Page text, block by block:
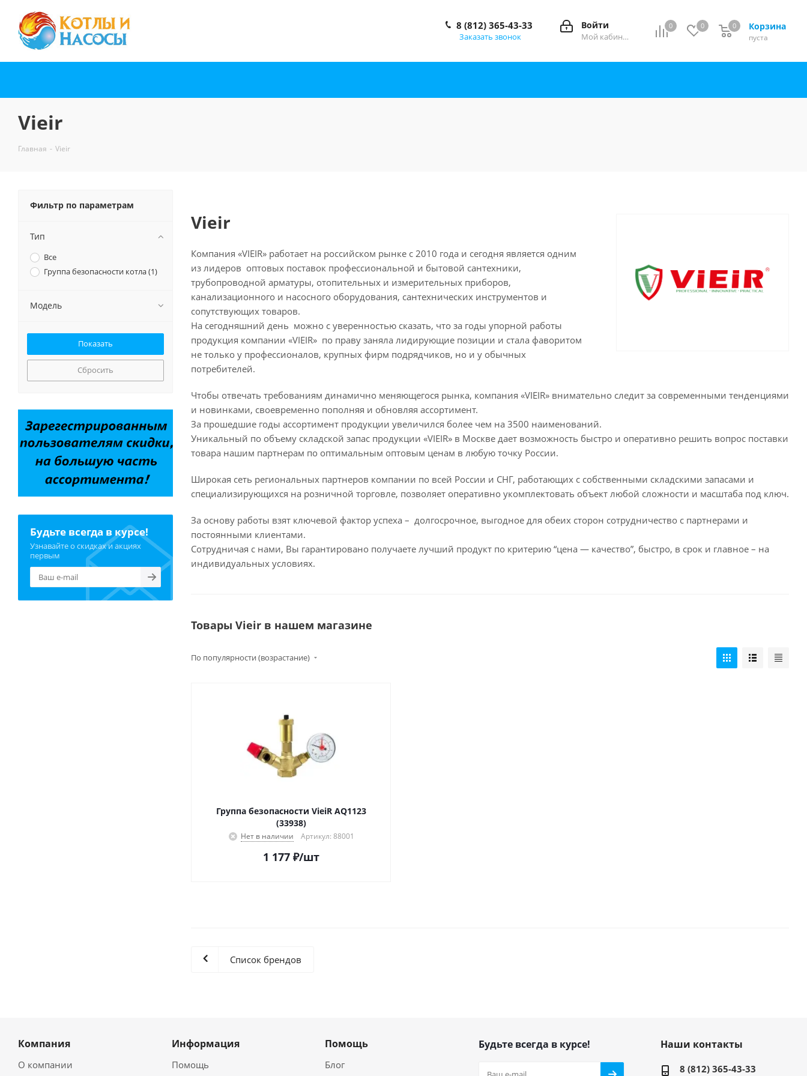
0 0 Корзина
0
пуста
0
Войти
Мой кабинет
8 (812) 365-43-33
Заказать звонок
Vieir
Главная - Vieir
Vieir
Компания «VIEIR» работает на российском рынке с 2010 года и сегодня является одним
из лидеров оптовых поставок профессиональной и бытовой сантехники,
трубопроводной арматуры, отопительных и измерительных приборов,
канализационного и насосного оборудования, сантехнических инструментов и
сопутствующих товаров.
На сегодняшний день можно с уверенностью сказать, что за годы упорной работы
продукция компании «VIEIR» по праву заняла лидирующие позиции и стала фаворитом
не только у профессионалов, крупных фирм подрядчиков, но и у обычных
потребителей.
Чтобы отвечать требованиям динамично меняющегося рынка, компания «VIEIR» внимательно следит за современными тенденциями
и новинками, своевременно пополняя и обновляя ассортимент.
За прошедшие годы ассортимент продукции увеличился более чем на 3500 наименований.
Уникальный по объему складской запас продукции «VIEIR» в Москве дает возможность быстро и оперативно решить вопрос поставки
товара нашим партнерам по оптимальным оптовым ценам в любую точку России.
Широкая сеть региональных партнеров компании по всей России и СНГ, работающих с собственными складскими запасами и
специализирующихся на розничной торговле, позволяет оперативно укомплектовать объект любой сложности и масштаба под ключ.
За основу работы взят ключевой фактор успеха – долгосрочное, выгодное для обеих сторон сотрудничество с партнерами и
постоянными клиентами.
Сотрудничая с нами, Вы гарантировано получаете лучший продукт по критерию “цена — качество”, быстро, в срок и главное – на
индивидуальных условиях.
Товары Vieir в нашем магазине
По популярности (возрастание)
Группа безопасности VieiR AQ1123
(33938)
Нет в наличии Артикул: 88001
1 177 ₽/шт
Список брендов
Фильтр по параметрам
Тип
Все
Группа безопасности котла (1)
Модель
Сбросить
Будьте всегда в курсе!
Узнавайте о скидках и акциях
первым
Компания
О компании
Информация
Помощь
Помощь
Блог
Будьте всегда в курсе! Наши контакты
8 (812) 365-43-33